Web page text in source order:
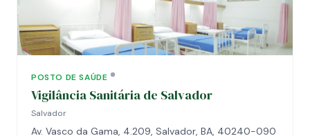
POSTO DE SAÚDE
Vigilância Sanitária de Salvador
Salvador
Av. Vasco da Gama, 4.209, Salvador, BA, 40240-090